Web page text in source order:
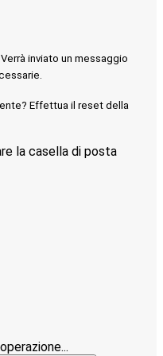
Verrà inviato un messaggio
Effettua il reset della
la casella di posta